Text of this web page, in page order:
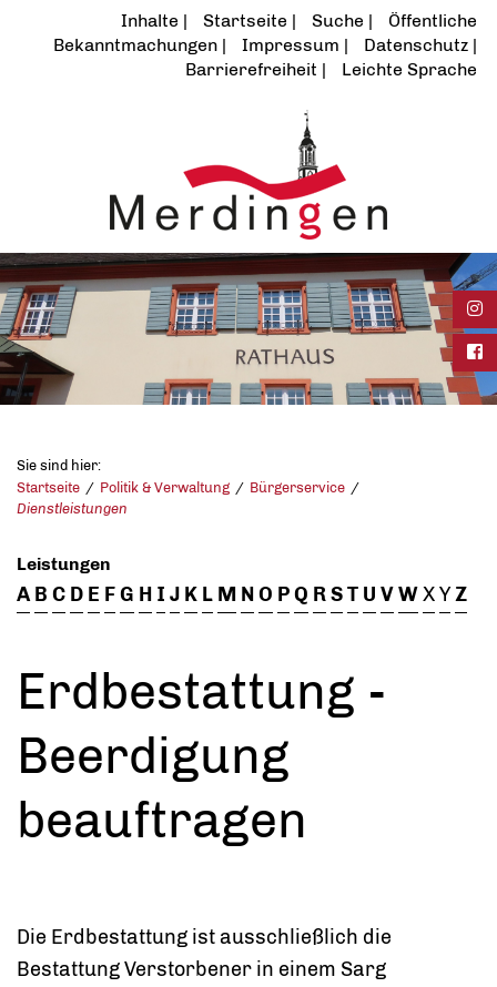
Inhalte Startseite Suche
Öffentliche
Bekanntmachungen
Impressum
Datenschutz
Barrierefreiheit
Leichte Sprache
Sie sind hier:
Startseite
Politik & Verwaltung
Bürgerservice
Dienstleistungen
Leistungen
A B C D E FG H I J K L M NO PQ RST U VWXYZ
Erdbestattung -
Beerdigung
beauftragen
Die Erdbestattung ist ausschließlich die
Bestattung Verstorbener in einem Sarg